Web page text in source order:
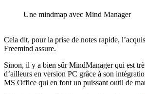
Une mindmap avec Mind Manager
Cela dit, pour la prise de notes rapide,
Freemind assure.
Sinon, il y a bien sûr MindManager qui est
d’ailleurs en version PC grâce à son
MS Office qui en font un puissant outil de